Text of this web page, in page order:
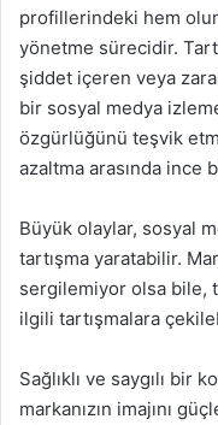
profillerindeki hem
yönetme sürecidir.
şiddet içeren veya
bir sosyal medya
özgürlüğünü teşvik
azaltma arasında ince
Büyük olaylar, sosyal
tartışma yaratabilir.
sergilemiyor olsa bile,
ilgili tartışmalara
Sağlıklı ve saygılı bir
markanızın imajını